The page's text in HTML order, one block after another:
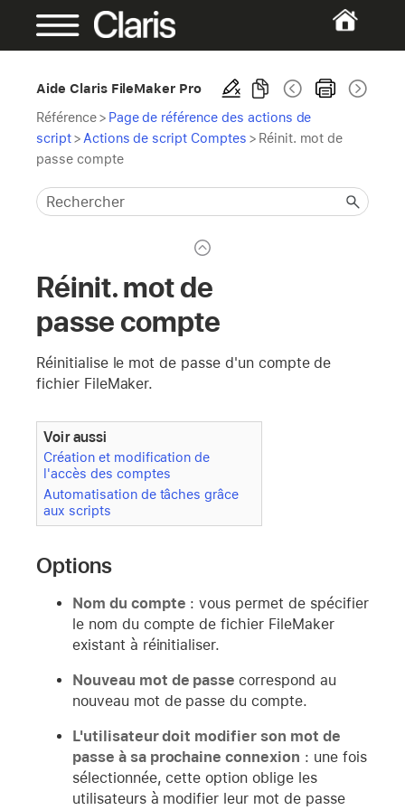
Aide Claris FileMaker Pro
Référence> Page de référence des actions de
script> Actions de script Comptes > Réinit. mot de
passe compte
Réinit. mot de
passe compte
Réinitialise le mot de passe d'un compte de
fichier FileMaker.
Voir aussi
Création et modification de
l'accès des comptes
Automatisation de tâches grâce
aux scripts
Options
Nom du compte : vous permet de spécifier
le nom du compte de fichier FileMaker
existant à réinitialiser.
Nouveau mot de passecorrespond au
nouveau mot de passe du compte.
L'utilisateur doit modifier son mot de
passe à sa prochaine connexion : une fois
sélectionnée, cette option oblige les
utilisateurs à modifier leur mot de passe